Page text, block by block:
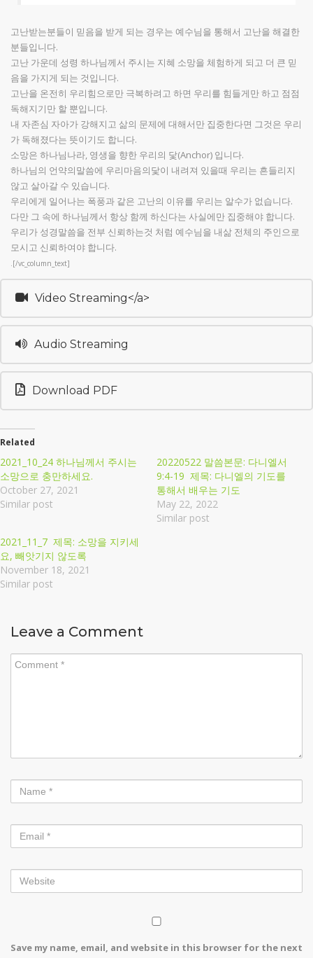
고난받는분들이 믿음을 받게 되는 경우는 예수님을 통해서 고난을 해결한
분들입니다.
고난 가운데 성령 하나님께서 주시는 지혜 소망을 체험하게 되고 더 큰 믿
음을 가지게 되는 것입니다.
고난을 온전히 우리힘으로만 극복하려고 하면 우리를 힘들게만 하고 점점
독해지기만 할 뿐입니다.
내 자존심 자아가 강해지고 삶의 문제에 대해서만 집중한다면 그것은 우리
가 독해졌다는 뜻이기도 합니다.
소망은 하나님나라, 영생을 향한 우리의 닻(Anchor) 입니다.
하나님의 언약의말씀에 우리마음의닻이 내려져 있을때 우리는 흔들리지
않고 살아갈 수 있습니다.
우리에게 일어나는 폭풍과 같은 고난의 이유를 우리는 알수가 없습니다.
다만 그 속에 하나님께서 항상 함께 하신다는 사실에만 집중해야 합니다.
우리가 성경말씀을 전부 신뢰하는것 처럼 예수님을 내삶 전체의 주인으로
모시고 신뢰하여야 합니다.
.[/vc_column_text]
Video Streaming</a>
Audio Streaming
Download PDF
Related
2021_10_24 하나님께서 주시는
소망으로 충만하세요.
October 27, 2021
Similar post
20220522 말씀본문: 다니엘서
9:4-19 제목: 다니엘의 기도를
통해서 배우는 기도
May 22, 2022
Similar post
2021_11_7 제목: 소망을 지키세
요, 빼앗기지 않도록
November 18, 2021
Similar post
Leave a Comment
Save my name, email, and website in this browser for the next